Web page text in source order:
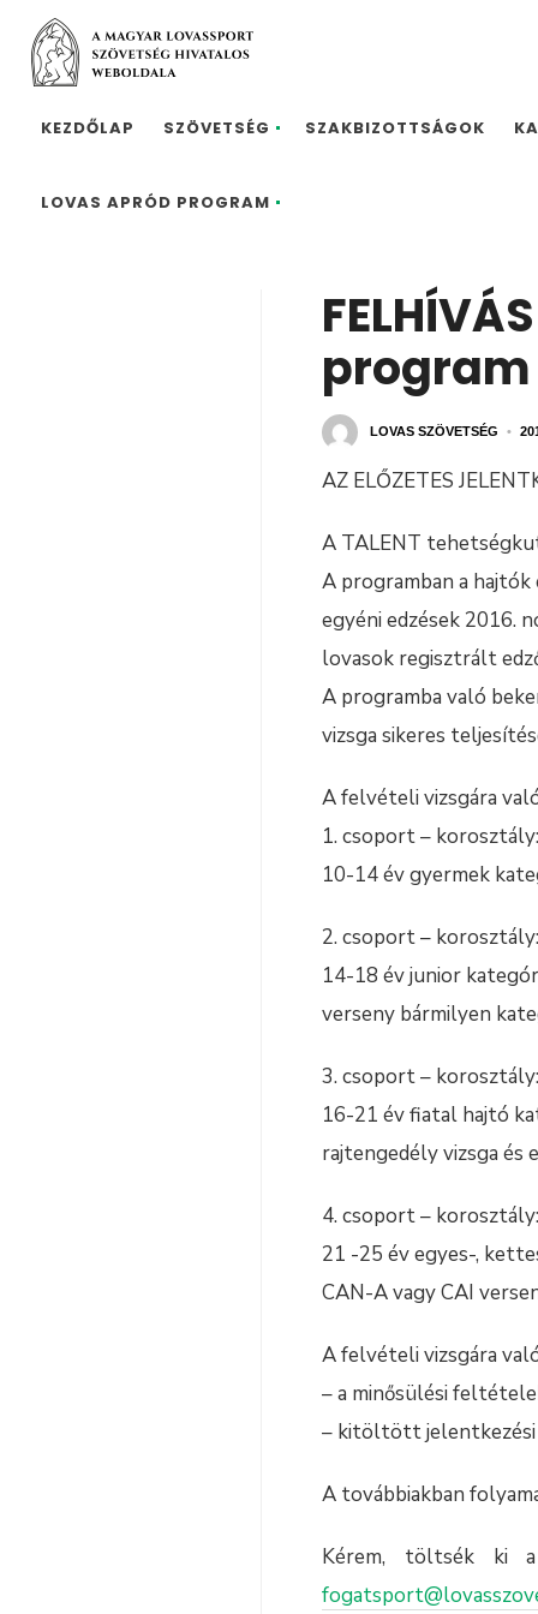
KEZDŐLAP SZÖVETSÉG SZAKBIZOTTSÁGOK
LOVAS APRÓD PROGRAM
program
LOVAS SZÖVETSÉG •
AZ ELŐZETES
A TALENT
A programban a hajtók
egyéni edzések 2016.
lovasok regisztrált
A programba való
vizsga sikeres
A felvételi vizsgára
1. csoport – korosztály:
10-14 év gyermek
2. csoport – korosztály:
14-18 év junior
verseny bármilyen
3. csoport – korosztály:
16-21 év fiatal hajtó
rajtengedély vizsga és
4. csoport – korosztály:
21 -25 év egyes-,
CAN-A vagy CAI
A felvételi vizsgára
– a minősülési
– kitöltött jelentkezési
A továbbiakban
Kérem, töltsék ki